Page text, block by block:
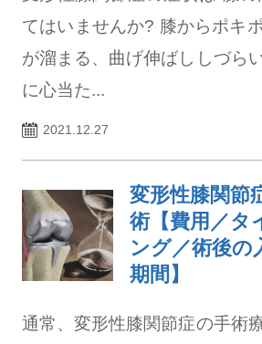
てはいませんか? 膝からポキ
が溜まる、曲げ伸ばししづら
に心当た...
2021.12.27
変形性膝関節
術【費用／タ
ング／術後の
期間】
通常、変形性膝関節症の手術